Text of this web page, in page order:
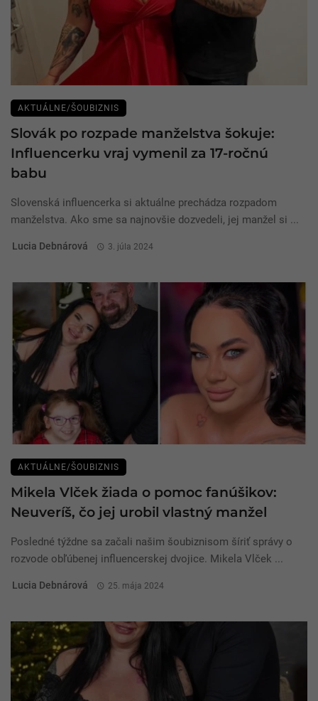
AKTUÁLNE/ŠOUBIZNIS
Slovák po rozpade manželstva šokuje:
Influencerku vraj vymenil za 17-ročnú
babu
Slovenská influencerka si aktuálne prechádza rozpadom
manželstva. Ako sme sa najnovšie dozvedeli, jej manžel si ...
Lucia Debnárová 3. júla 2024
AKTUÁLNE/ŠOUBIZNIS
Mikela Vlček žiada o pomoc fanúšikov:
Neuveríš, čo jej urobil vlastný manžel
Posledné týždne sa začali našim šoubiznisom šíriť správy o
rozvode obľúbenej influencerskej dvojice. Mikela Vlček ...
Lucia Debnárová 25. mája 2024